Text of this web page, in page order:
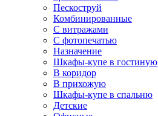
Пескоструй
Комбинированные
С витражами
С фотопечатью
Назначение
Шкафы-купе в гостиную
В коридор
В прихожую
Шкафы-купе в спальню
Детские